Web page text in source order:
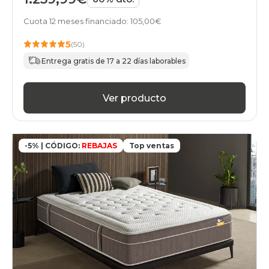
Cuota 12 meses financiado: 105,00€
5(50)
Entrega gratis de 17 a 22 días laborables
Ver producto
-5% | CÓDIGO: REBAJAS Top ventas